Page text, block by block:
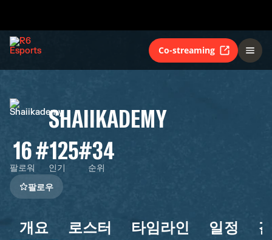
Co-streaming
SHAIIKADEMY
16
팔로워
#125
인기
#34
순위
팔로우
개요 로스터 타임라인 일정